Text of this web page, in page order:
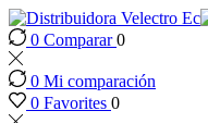
panel
panel
0 Comparar0
0 Mi comparación
0 Favorites 0